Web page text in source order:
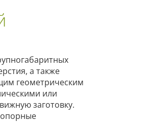
а также
геометрическим
или
заготовку.
опорные